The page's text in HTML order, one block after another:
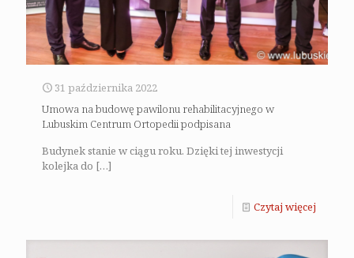
31 października 2022
Umowa na budowę pawilonu rehabilitacyjnego w
Lubuskim Centrum Ortopedii podpisana
Budynek stanie w ciągu roku. Dzięki tej inwestycji
kolejka do […]
Czytaj więcej